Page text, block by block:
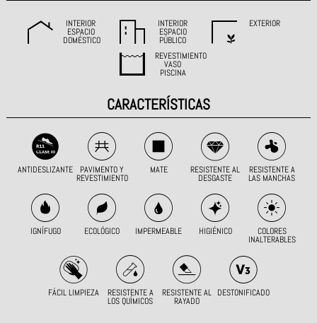
INTERIOR
ESPACIO
DOMÉSTICO
INTERIOR
ESPACIO
PÚBLICO
EXTERIOR
REVESTIMIENTO
VASO
PISCINA
CARACTERÍSTICAS
ANTIDESLIZANTE PAVIMENTO Y
REVESTIMIENTO
MATE RESISTENTE AL
DESGASTE
RESISTENTE A
LAS MANCHAS
IGNÍFUGO ECOLÓGICO IMPERMEABLE HIGIÉNICO COLORES
INALTERABLES
FÁCIL LIMPIEZA RESISTENTE A
LOS QUÍMICOS
RESISTENTE AL
RAYADO
DESTONIFICADO